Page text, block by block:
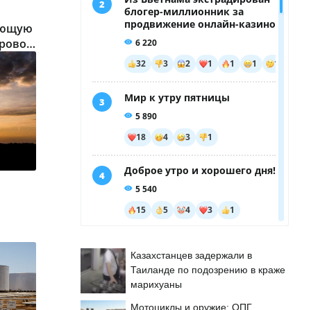
Казахстанцев задержали в
Таиланде по подозрению в краже
марихуаны
Мотоциклы и оружие: ОПГ